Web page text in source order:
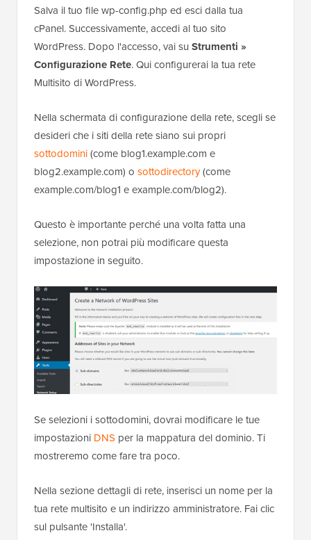
Salva il tuo file wp-config.php ed esci dalla tua
cPanel. Successivamente, accedi al tuo sito
WordPress. Dopo l'accesso, vai su Strumenti »
Configurazione Rete. Qui configurerai la tua rete
Multisito di WordPress.
Nella schermata di configurazione della rete, scegli se
desideri che i siti della rete siano sui propri
sottodomini(come blog1.example.com e
blog2.example.com) o sottodirectory(come
example.com/blog1 e example.com/blog2).
Questo è importante perché una volta fatta una
selezione, non potrai più modificare questa
impostazione in seguito.
Se selezioni i sottodomini, dovrai modificare le tue
impostazioni DNS per la mappatura del dominio. Ti
mostreremo come fare tra poco.
Nella sezione dettagli di rete, inserisci un nome per la
tua rete multisito e un indirizzo amministratore. Fai clic
sul pulsante 'Installa'.